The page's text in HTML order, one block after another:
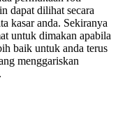
dapat dilihat secara
kasar anda. Sekiranya
untuk dimakan apabila
baik untuk anda terus
menggariskan